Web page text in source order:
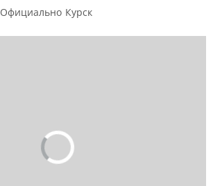
Официально Курск